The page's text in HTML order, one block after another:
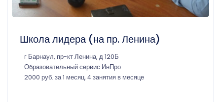
Школа лидера (на пр. Ленина)
г Барнаул, пр-кт Ленина, д 120Б
Образовательный сервис ИнПро
2000 руб. за 1 месяц, 4 занятия в месяце